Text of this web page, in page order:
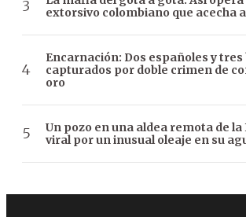
extorsivo colombiano que acecha
Encarnación: Dos españoles y
capturados por doble crimen de
oro
Un pozo en una aldea remota de la
viral por un inusual oleaje en su